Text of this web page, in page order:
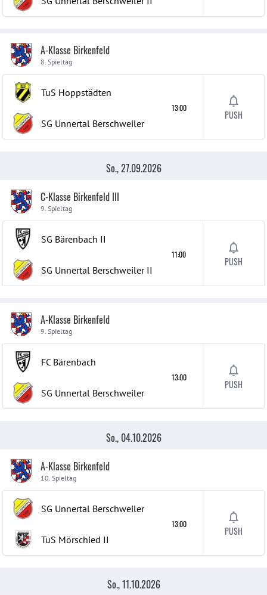
A-Klasse Birkenfeld
8. Spieltag
TuS Hoppstädten
SG Unnertal Berschweiler
13:00
PUSH
So., 27.09.2026
C-Klasse Birkenfeld III
9. Spieltag
SG Bärenbach II
SG Unnertal Berschweiler II
11:00
PUSH
A-Klasse Birkenfeld
9. Spieltag
FC Bärenbach
SG Unnertal Berschweiler
13:00
PUSH
So., 04.10.2026
A-Klasse Birkenfeld
10. Spieltag
SG Unnertal Berschweiler
TuS Mörschied II
13:00
PUSH
So., 11.10.2026